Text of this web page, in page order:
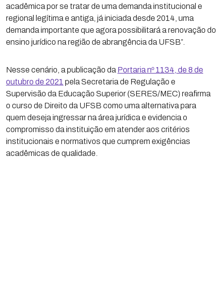
acadêmica por se tratar de uma demanda institucional e
regional legítima e antiga, já iniciada desde 2014, uma
demanda importante que agora possibilitará a renovação do
ensino jurídico na região de abrangência da UFSB”.
Nesse cenário, a publicação da Portaria nº 1134, de 8 de
outubro de 2021 pela Secretaria de Regulação e
Supervisão da Educação Superior (SERES/MEC) reafirma
o curso de Direito da UFSB como uma alternativa para
quem deseja ingressar na área jurídica e evidencia o
compromisso da instituição em atender aos critérios
institucionais e normativos que cumprem exigências
acadêmicas de qualidade.